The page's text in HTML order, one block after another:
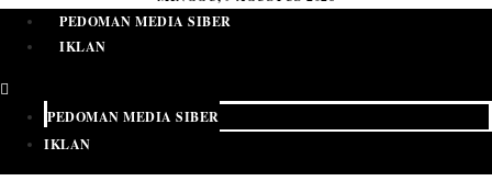
PEDOMAN MEDIA SIBER
IKLAN
PEDOMAN MEDIA SIBER
IKLAN